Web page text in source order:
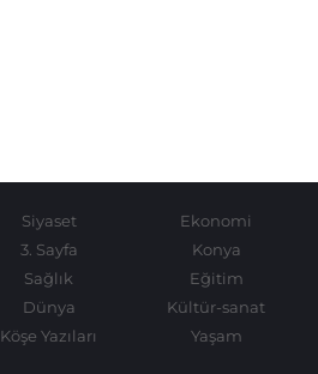
Siyaset
Ekonomi
3. Sayfa
Konya
Sağlık
Eğitim
Dünya
Kültür-sanat
Köşe Yazıları Yaşam